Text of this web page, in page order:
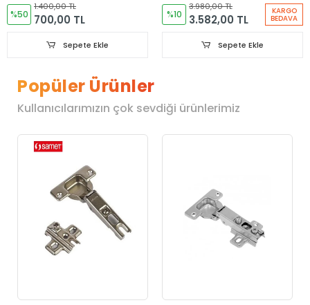
%50
1.400,00 TL
700,00 TL
Sepete Ekle
%10
3.980,00 TL
3.582,00 TL
KARGO
BEDAVA
Sepete Ekle
Popüler Ürünler
Kullanıcılarımızın çok sevdiği ürünlerimiz